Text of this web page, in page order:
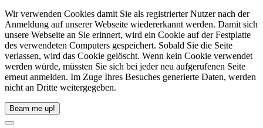
Wir verwenden Cookies damit Sie als registrierter Nutzer nach der
Anmeldung auf unserer Webseite wiedererkannt werden. Damit sich
unsere Webseite an Sie erinnert, wird ein Cookie auf der Festplatte
des verwendeten Computers gespeichert. Sobald Sie die Seite
verlassen, wird das Cookie gelöscht. Wenn kein Cookie verwendet
werden würde, müssten Sie sich bei jeder neu aufgerufenen Seite
erneut anmelden. Im Zuge Ihres Besuches generierte Daten, werden
nicht an Dritte weitergegeben.
Beam me up!